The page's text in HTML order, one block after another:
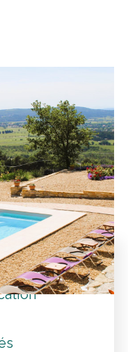
confort et beauté
de vacances